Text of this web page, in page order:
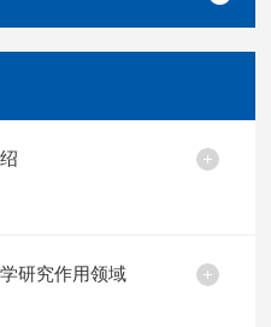
研究作用领域